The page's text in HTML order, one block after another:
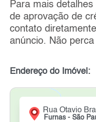
Para mais
de aprovação de
contato
anúncio. Não
Endereço do Imóvel:
Rua Otavio
Furnas - São